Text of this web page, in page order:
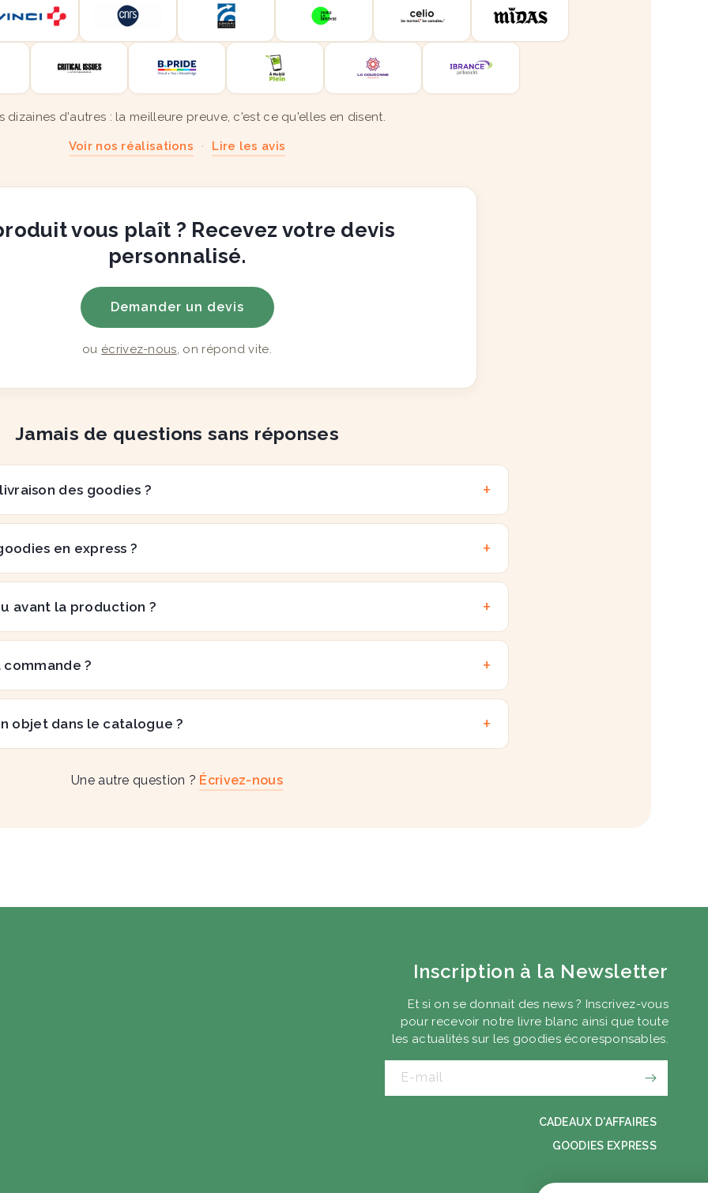
dizaines d'autres : la meilleure preuve, c'est ce qu'elles en disent.
Voir nos réalisations · Lire les avis
vous plaît ? Recevez votre devis
personnalisé.
Demander un devis
ou écrivez-nous, on répond vite.
Jamais de questions sans réponses
des goodies ?
en express ?
avant la production ?
?
objet dans le catalogue ?
Une autre question ? Écrivez-nous
Inscription à la Newsletter
Et si on se donnait des news ? Inscrivez-vous
pour recevoir notre livre blanc ainsi que toute
les actualités sur les goodies écoresponsables.
E-mail
CADEAUX D'AFFAIRES
GOODIES EXPRESS